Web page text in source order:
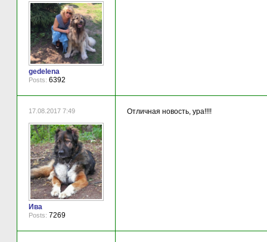
gedelena
Posts: 6392
17.08.2017 7:49
Ива
Posts: 7269
Отличная новость, ура!!!!